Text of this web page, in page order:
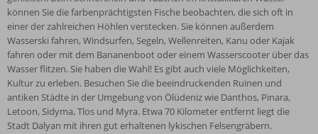
können Sie die farbenprächtigsten Fische beobachten, die sich oft in
einer der zahlreichen Höhlen verstecken. Sie können außerdem
Wasserski fahren, Windsurfen, Segeln, Wellenreiten, Kanu oder Kajak
fahren oder mit dem Bananenboot oder einem Wasserscooter über das
Wasser flitzen. Sie haben die Wahl! Es gibt auch viele Möglichkeiten,
Kultur zu erleben. Besuchen Sie die beeindruckenden Ruinen und
antiken Städte in der Umgebung von Ölüdeniz wie Danthos, Pinara,
Letoon, Sidyma, Tlos und Myra. Etwa 70 Kilometer entfernt liegt die
Stadt Dalyan mit ihren gut erhaltenen lykischen Felsengräbern.